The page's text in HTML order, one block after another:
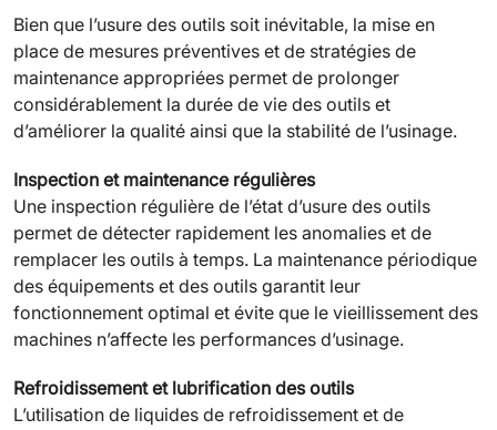
Bien que l’usure des outils soit inévitable, la mise en
place de mesures préventives et de stratégies de
maintenance appropriées permet de prolonger
considérablement la durée de vie des outils et
d’améliorer la qualité ainsi que la stabilité de l’usinage.
Inspection et maintenance régulières
Une inspection régulière de l’état d’usure des outils
permet de détecter rapidement les anomalies et de
remplacer les outils à temps. La maintenance périodique
des équipements et des outils garantit leur
fonctionnement optimal et évite que le vieillissement des
machines n’affecte les performances d’usinage.
Refroidissement et lubrification des outils
L’utilisation de liquides de refroidissement et de